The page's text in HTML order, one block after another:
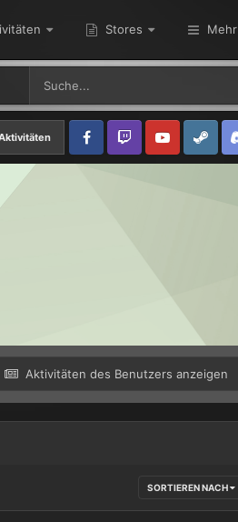
Stores Mehr
Aktivitäten des Benutzers anzeigen
SORTIEREN NACH